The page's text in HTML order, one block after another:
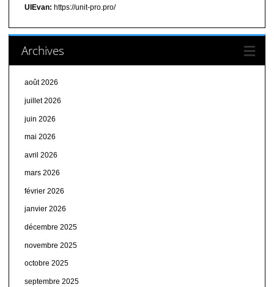
UIEvan: https://unit-pro.pro/
Archives
août 2026
juillet 2026
juin 2026
mai 2026
avril 2026
mars 2026
février 2026
janvier 2026
décembre 2025
novembre 2025
octobre 2025
septembre 2025